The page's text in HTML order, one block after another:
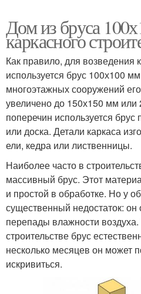
Дом из бруса
каркасного
Как правило, для возведения
используется брус 100х100
многоэтажных сооружений
увеличено до 150х150 мм
поперечин используется брус
или доска. Детали каркаса
ели, кедра или лиственницы.
Наиболее часто в
массивный брус. Этот
и простой в обработке. Но у
существенный недостаток: он
перепады влажности
строительстве брус
несколько месяцев он может
искривиться.